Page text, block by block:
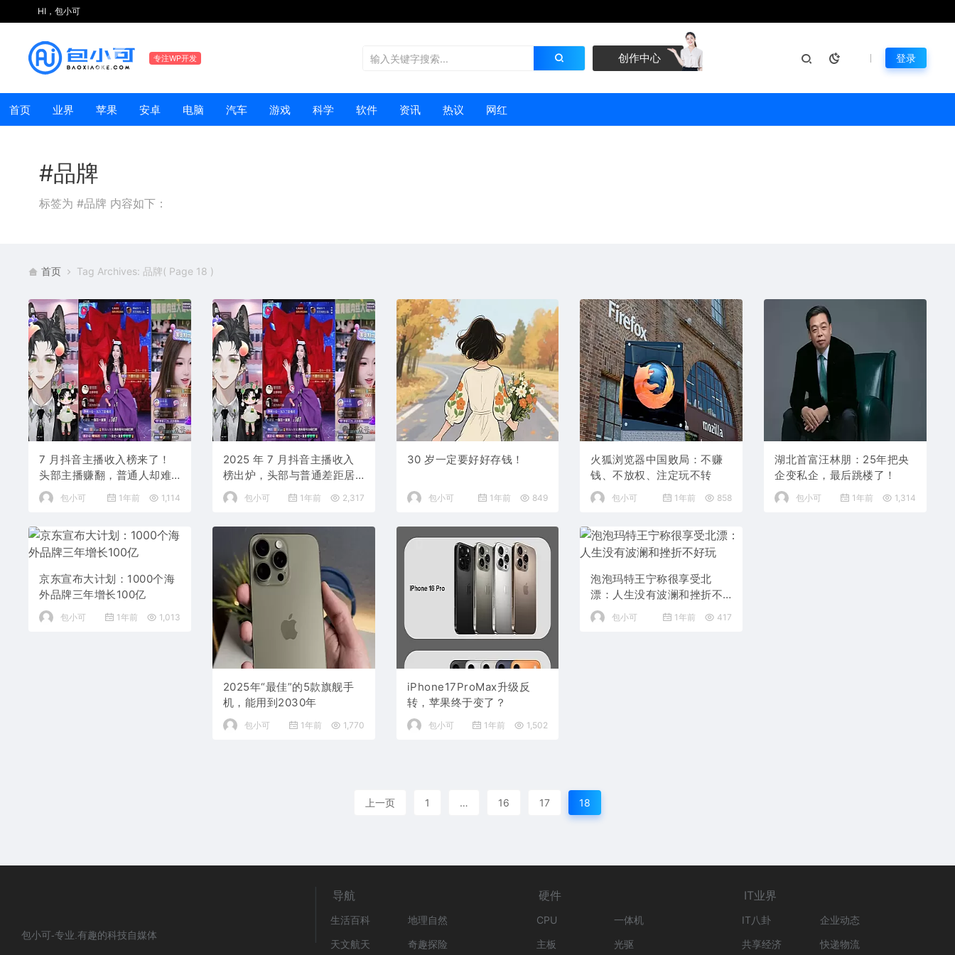
HI，包小可
专注WP开发 创作中心 登录
首页 业界 苹果 安卓 电脑 汽车 游戏 科学 软件 资讯 热议 网红
#品牌
标签为 #品牌 内容如下：
首页 Tag Archives: 品牌( Page 18 )
7 月抖音主播收入榜来了！
头部主播赚翻，普通人却难
糊口
包小可 1年前 1,114
2025 年 7 月抖音主播收入
榜出炉，头部与普通差距居
然这么大
包小可 1年前 2,317
30 岁一定要好好存钱！
包小可 1年前 849
火狐浏览器中国败局：不赚
钱、不放权、注定玩不转
包小可 1年前 858
湖北首富汪林朋：25年把央
企变私企，最后跳楼了！
包小可 1年前 1,314
京东宣布大计划：1000个海
外品牌三年增长100亿
包小可 1年前 1,013
2025年“最佳”的5款旗舰手
机，能用到2030年
包小可 1年前 1,770
iPhone17ProMax升级反
转，苹果终于变了？
包小可 1年前 1,502
泡泡玛特王宁称很享受北
漂：人生没有波澜和挫折不
好玩
包小可 1年前 417
上一页 1 … 16 17 18
包小可-专业.有趣的科技自媒体
导航
生活百科
地理自然
天文航天
奇趣探险
硬件
CPU
一体机
主板
光驱
IT业界
IT八卦
企业动态
共享经济
快递物流